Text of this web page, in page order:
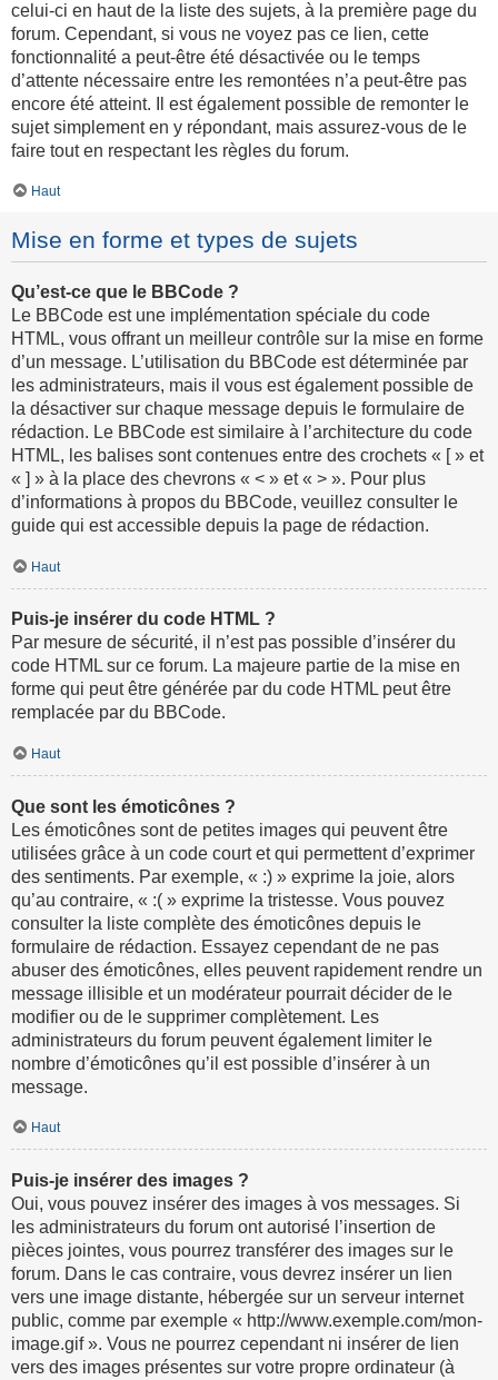
celui-ci en haut de la liste des sujets, à la première page du
forum. Cependant, si vous ne voyez pas ce lien, cette
fonctionnalité a peut-être été désactivée ou le temps
d’attente nécessaire entre les remontées n’a peut-être pas
encore été atteint. Il est également possible de remonter le
sujet simplement en y répondant, mais assurez-vous de le
faire tout en respectant les règles du forum.
Haut
Mise en forme et types de sujets
Qu’est-ce que le BBCode ?
Le BBCode est une implémentation spéciale du code
HTML, vous offrant un meilleur contrôle sur la mise en forme
d’un message. L’utilisation du BBCode est déterminée par
les administrateurs, mais il vous est également possible de
la désactiver sur chaque message depuis le formulaire de
rédaction. Le BBCode est similaire à l’architecture du code
HTML, les balises sont contenues entre des crochets « [ » et
« ] » à la place des chevrons « < » et « > ». Pour plus
d’informations à propos du BBCode, veuillez consulter le
guide qui est accessible depuis la page de rédaction.
Haut
Puis-je insérer du code HTML ?
Par mesure de sécurité, il n’est pas possible d’insérer du
code HTML sur ce forum. La majeure partie de la mise en
forme qui peut être générée par du code HTML peut être
remplacée par du BBCode.
Haut
Que sont les émoticônes ?
Les émoticônes sont de petites images qui peuvent être
utilisées grâce à un code court et qui permettent d’exprimer
des sentiments. Par exemple, « :) » exprime la joie, alors
qu’au contraire, « :( » exprime la tristesse. Vous pouvez
consulter la liste complète des émoticônes depuis le
formulaire de rédaction. Essayez cependant de ne pas
abuser des émoticônes, elles peuvent rapidement rendre un
message illisible et un modérateur pourrait décider de le
modifier ou de le supprimer complètement. Les
administrateurs du forum peuvent également limiter le
nombre d’émoticônes qu’il est possible d’insérer à un
message.
Haut
Puis-je insérer des images ?
Oui, vous pouvez insérer des images à vos messages. Si
les administrateurs du forum ont autorisé l’insertion de
pièces jointes, vous pourrez transférer des images sur le
forum. Dans le cas contraire, vous devrez insérer un lien
vers une image distante, hébergée sur un serveur internet
public, comme par exemple « http://www.exemple.com/mon-
image.gif ». Vous ne pourrez cependant ni insérer de lien
vers des images présentes sur votre propre ordinateur (à